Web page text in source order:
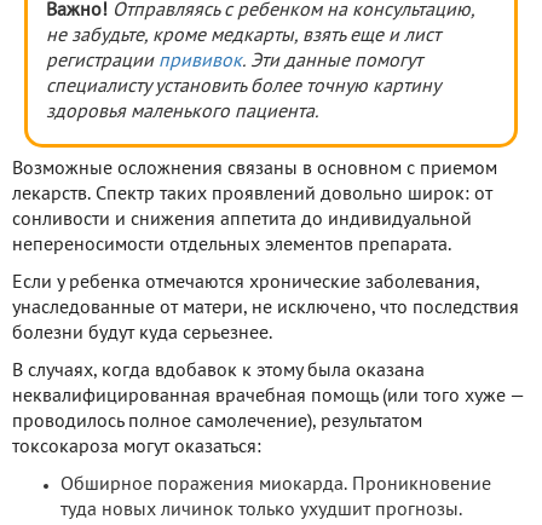
Важно! Отправляясь с ребенком на консультацию,
не забудьте, кроме медкарты, взять еще и лист
регистрации прививок. Эти данные помогут
специалисту установить более точную картину
здоровья маленького пациента.
Возможные осложнения связаны в основном с приемом
лекарств. Спектр таких проявлений довольно широк: от
сонливости и снижения аппетита до индивидуальной
непереносимости отдельных элементов препарата.
Если у ребенка отмечаются хронические заболевания,
унаследованные от матери, не исключено, что последствия
болезни будут куда серьезнее.
В случаях, когда вдобавок к этому была оказана
неквалифицированная врачебная помощь (или того хуже —
проводилось полное самолечение), результатом
токсокароза могут оказаться:
Обширное поражения миокарда. Проникновение
туда новых личинок только ухудшит прогнозы.